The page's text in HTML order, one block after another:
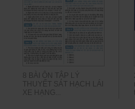
8 BÀI ÔN TẬP LÝ
THUYẾT SÁT HẠCH LÁI
XE HẠNG...